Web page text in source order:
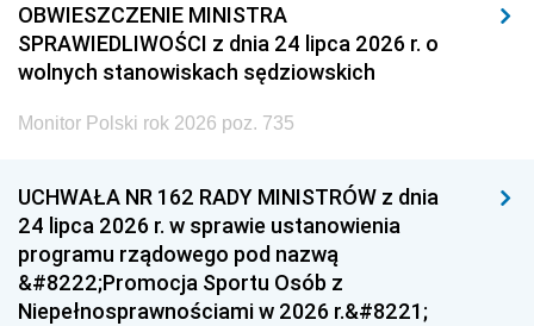
OBWIESZCZENIE MINISTRA
SPRAWIEDLIWOŚCI z dnia 24 lipca 2026 r. o
wolnych stanowiskach sędziowskich
Monitor Polski rok 2026 poz. 735
UCHWAŁA NR 162 RADY MINISTRÓW z dnia
24 lipca 2026 r. w sprawie ustanowienia
programu rządowego pod nazwą
&#8222;Promocja Sportu Osób z
Niepełnosprawnościami w 2026 r.&#8221;